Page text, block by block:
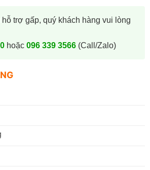
trợ gấp, quý khách hàng vui lòng
hoặc 096 339 3566(Call/Zalo)